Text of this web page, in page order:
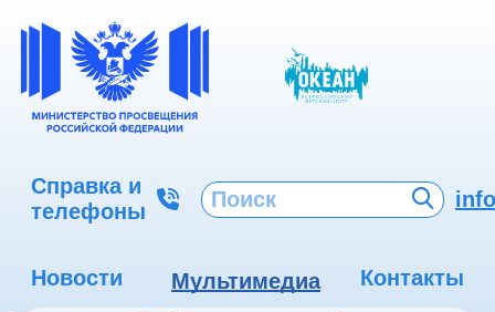
Справка и
телефоны
Новости Мультимедиа
Контакты